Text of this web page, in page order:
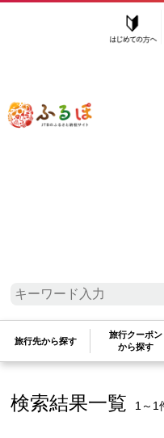
ふるぽ JTB
旅行先から探す
旅行クーポン
から探す
焼肉・バーベキュー
検索結果一覧 1～1